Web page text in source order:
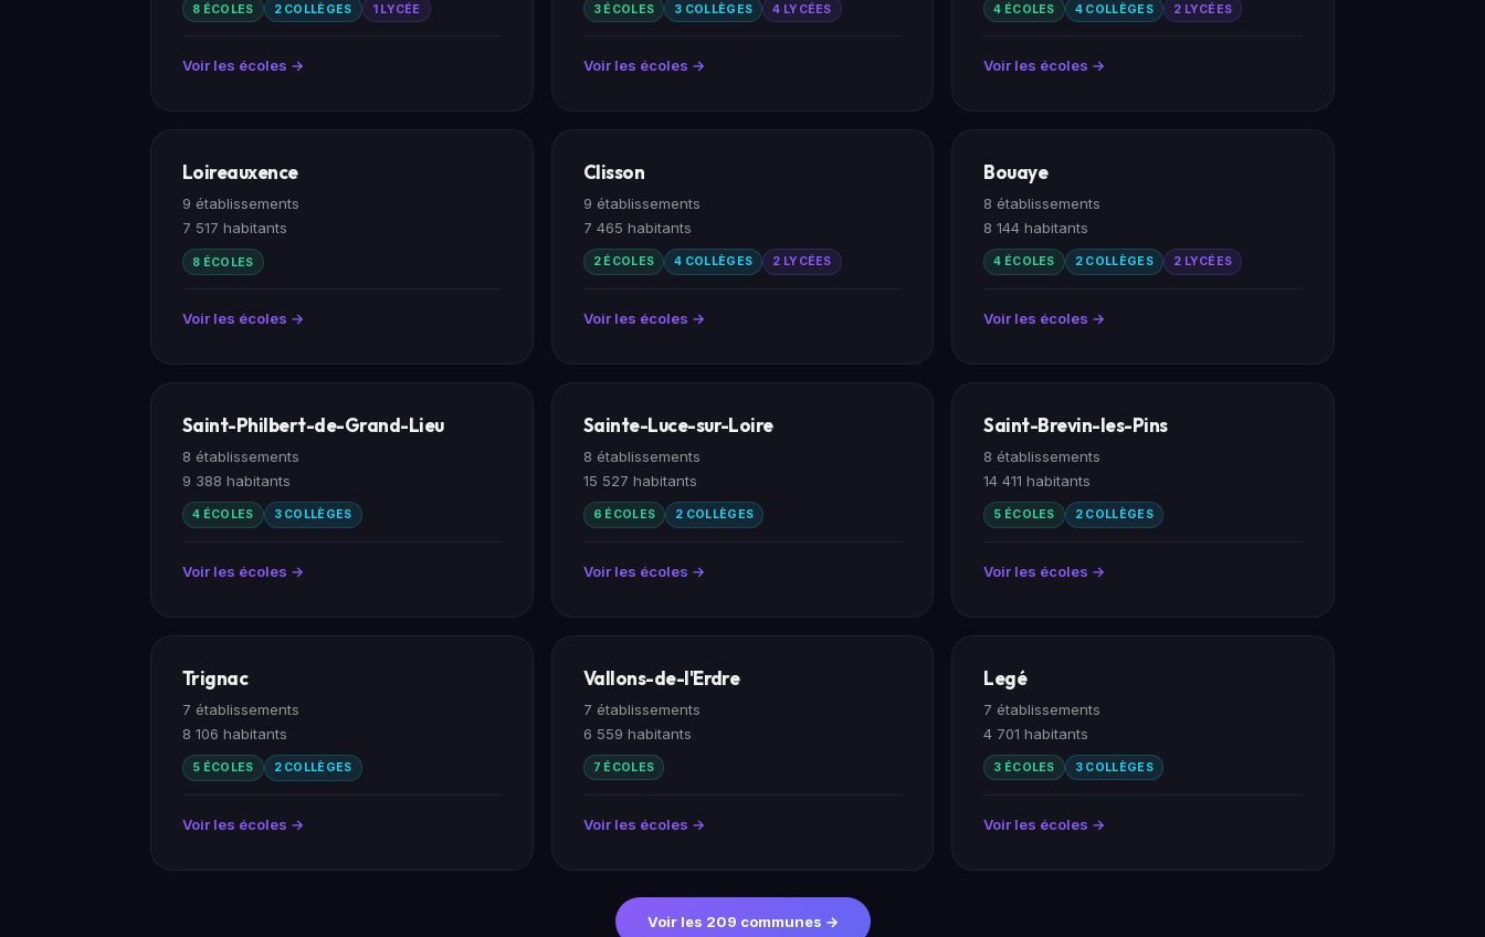
8 ÉCOLES 2 COLLÈGES 1 LYCÉE
Voir les écoles →
3 ÉCOLES 3 COLLÈGES 4 LYCÉES
Voir les écoles →
4 ÉCOLES 4 COLLÈGES 2 LYCÉES
Voir les écoles →
Loireauxence
9 établissements
7 517 habitants
8 ÉCOLES
Voir les écoles →
Clisson
9 établissements
7 465 habitants
2 ÉCOLES 4 COLLÈGES 2 LYCÉES
Voir les écoles →
Bouaye
8 établissements
8 144 habitants
4 ÉCOLES 2 COLLÈGES 2 LYCÉES
Voir les écoles →
Saint-Philbert-de-Grand-Lieu
8 établissements
9 388 habitants
4 ÉCOLES 3 COLLÈGES
Voir les écoles →
Sainte-Luce-sur-Loire
8 établissements
15 527 habitants
6 ÉCOLES 2 COLLÈGES
Voir les écoles →
Saint-Brevin-les-Pins
8 établissements
14 411 habitants
5 ÉCOLES 2 COLLÈGES
Voir les écoles →
Trignac
7 établissements
8 106 habitants
5 ÉCOLES 2 COLLÈGES
Voir les écoles →
Vallons-de-l'Erdre
7 établissements
6 559 habitants
7 ÉCOLES
Voir les écoles →
Legé
7 établissements
4 701 habitants
3 ÉCOLES 3 COLLÈGES
Voir les écoles →
Voir les 209 communes →